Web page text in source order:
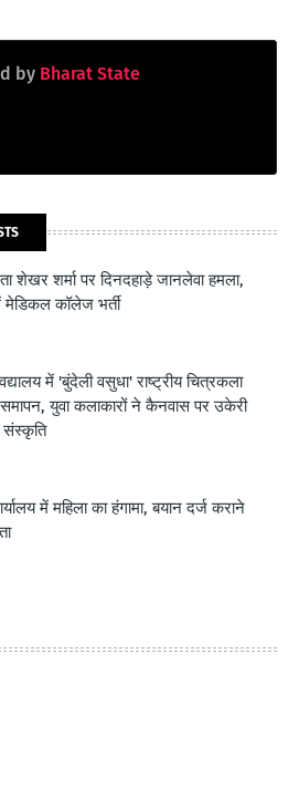
by Bharat State
शेखर शर्मा पर दिनदहाड़े जानलेवा हमला,
मेडिकल कॉलेज भर्ती
में 'बुंदेली वसुधा' राष्ट्रीय चित्रकला
समापन, युवा कलाकारों ने कैनवास पर उकेरी
में महिला का हंगामा, बयान दर्ज कराने